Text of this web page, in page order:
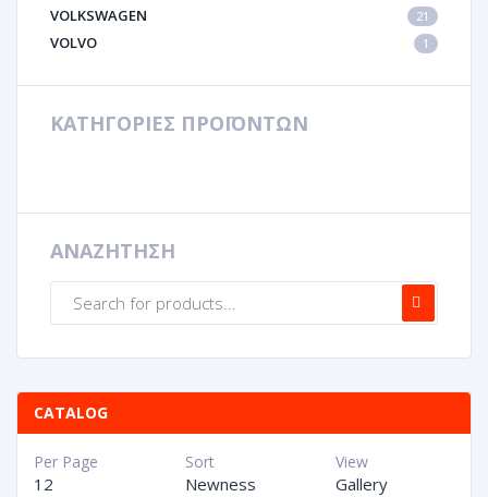
VOLKSWAGEN 21
VOLVO 1
ΚΑΤΗΓΟΡΙΕΣ ΠΡΟΪΟΝΤΩΝ
ΑΝΑΖΗΤΗΣΗ
CATALOG
View
Gallery
Sort
Newness
Per Page
12